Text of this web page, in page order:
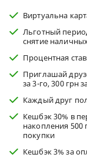
Виртуальна
Льготный
снятие
Процентная
Приглашай
за 3-го, 300 грн
Каждый друг
Кешбэк 30% в
накопления 500
покупки
Кешбэк 3% за